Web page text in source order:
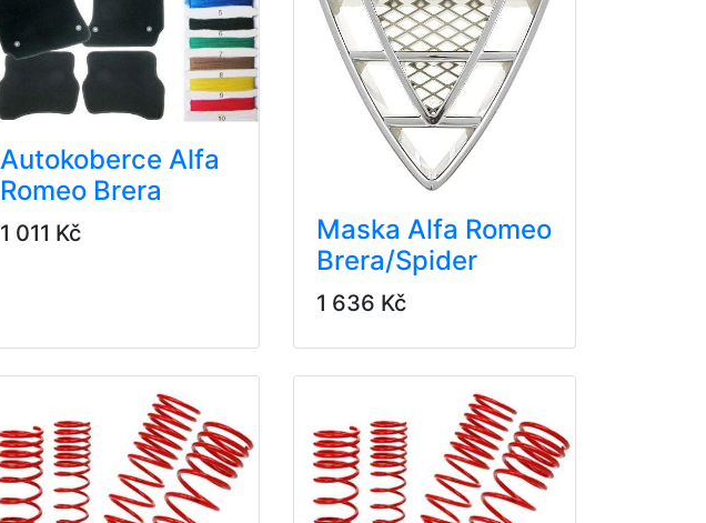
Autokoberce Alfa
Romeo Brera
1 011 Kč
Maska Alfa Romeo
Brera/Spider
1 636 Kč